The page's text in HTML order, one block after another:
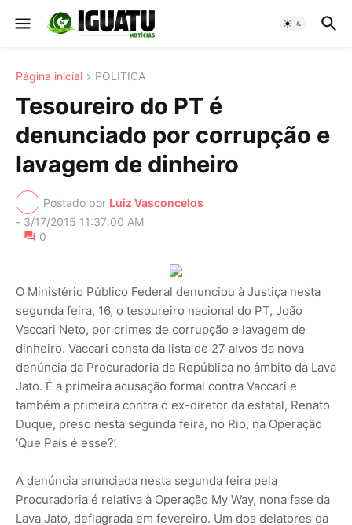
Página inicial POLITICA
Tesoureiro do PT é
denunciado por corrupção e
lavagem de dinheiro
Postado por Luiz Vasconcelos
- 3/17/2015 11:37:00 AM
0
O Ministério Público Federal denunciou à Justiça nesta
segunda feira, 16, o tesoureiro nacional do PT, João
Vaccari Neto, por crimes de corrupção e lavagem de
dinheiro. Vaccari consta da lista de 27 alvos da nova
denúncia da Procuradoria da República no âmbito da Lava
Jato. É a primeira acusação formal contra Vaccari e
também a primeira contra o ex-diretor da estatal, Renato
Duque, preso nesta segunda feira, no Rio, na Operação
‘Que País é esse?’.
A denúncia anunciada nesta segunda feira pela
Procuradoria é relativa à Operação My Way, nona fase da
Lava Jato, deflagrada em fevereiro. Um dos delatores da